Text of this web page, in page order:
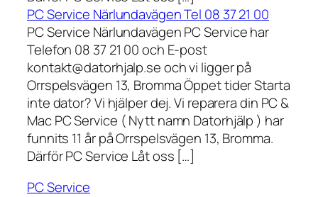
PC Service Närlundavägen Tel 08 37 21 00
PC Service Närlundavägen PC Service har
Telefon 08 37 21 00 och E-post
kontakt@datorhjalp.se och vi ligger på
Orrspelsvägen 13, Bromma Öppet tider Starta
inte dator? Vi hjälper dej. Vi reparera din PC &
Mac PC Service ( Nytt namn Datorhjälp ) har
funnits 11 år på Orrspelsvägen 13, Bromma.
Därför PC Service Låt oss […]
PC Service